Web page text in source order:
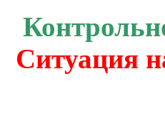
Ситуация